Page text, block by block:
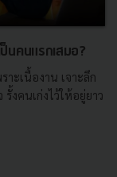
นคนแรกเสมอ?
ะเนื้องาน เจาะลึก
งคนเก่งไว้ให้อยู่ยาว